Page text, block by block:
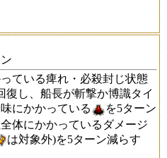
ている痺れ・必殺封じ状態
復し、船長が斬撃か博識タイ
にかかっている
を5ターン
体にかかっているダメージ
は対象外)を5ターン減らす